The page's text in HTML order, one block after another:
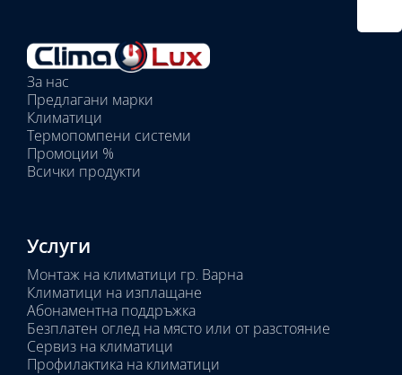
Избрани
вътрешни
тела:
Избрано
тяло:
За нас
Предлагани марки
Климатици
Термопомпени системи
Промоции %
Всички продукти
Услуги
Монтаж на климатици гр. Варна
Климатици на изплащане
Абонаментна поддръжка
Безплатен оглед на място или от разстояние
Сервиз на климатици
Профилактика на климатици